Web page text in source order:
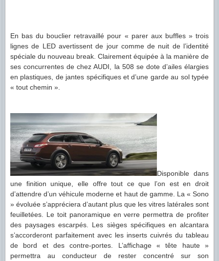
En bas du bouclier retravaillé pour « parer aux buffles » trois
lignes de LED avertissent de jour comme de nuit de l’identité
spéciale du nouveau break. Clairement équipée à la manière de
ses concurrentes de chez AUDI, la 508 se dote d’ailes élargies
en plastiques, de jantes spécifiques et d’une garde au sol typée
« tout chemin ».
Disponible dans
une finition unique, elle offre tout ce que l’on est en droit
d’attendre d’un véhicule moderne et haut de gamme. La « Sono
» évoluée s’appréciera d’autant plus que les vitres latérales sont
feuilletées. Le toit panoramique en verre permettra de profiter
des paysages escarpés. Les sièges spécifiques en alcantara
s’accorderont parfaitement avec les inserts cuivrés du tableau
de bord et des contre-portes. L’affichage « tête haute »
permettra au conducteur de rester concentré sur son